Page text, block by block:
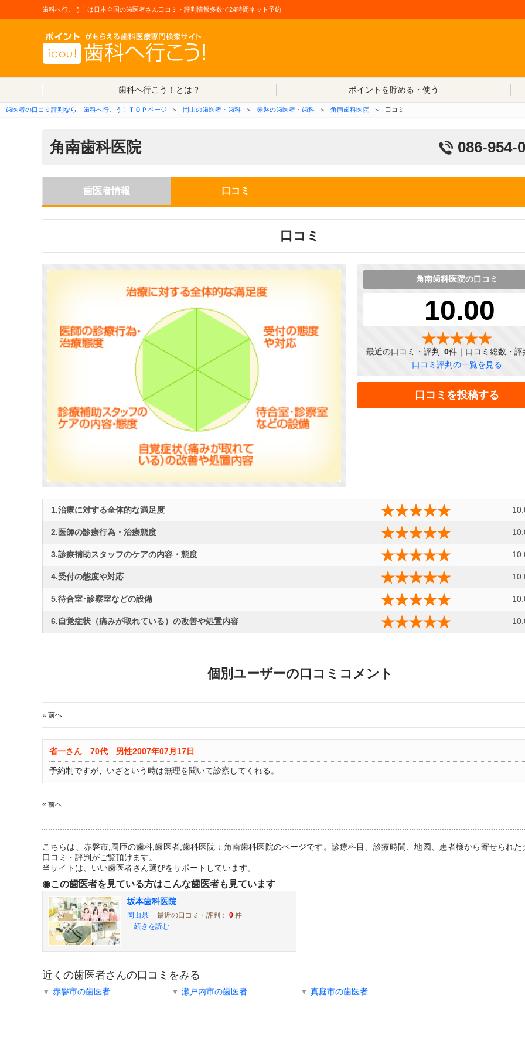
歯科へ行こう！は日本全国の歯医者さん口コミ・評判情報多数で24時間ネット予約
歯科へ行こう！とは？
ポイントを貯める・使う
歯医者の口コミ評判なら｜歯科へ行こう！ＴＯＰページ ＞ 岡山の歯医者・歯科 ＞ 赤磐の歯医者・歯科 ＞ 角南歯科医院 ＞ 口コミ
角南歯科医院 086-954-
歯医者情報 口コミ
口コミ
角南歯科医院の口コミ
10.00
最近の口コミ・評判 0件｜口コミ総数・評
口コミ評判の一覧を見る
口コミを投稿する
1.治療に対する全体的な満足度
2.医師の診療行為・治療態度
3.診療補助スタッフのケアの内容・態度
4.受付の態度や対応
5.待合室･診察室などの設備
6.自覚症状（痛みが取れている）の改善や処置内容
個別ユーザーの口コミコメント
« 前へ
省一さん 70代 男性2007年07月17日
予約制ですが、いざという時は無理を聞いて診察してくれる。
« 前へ
こちらは、赤磐市,周匝の歯科,歯医者,歯科医院：角南歯科医院のページです。診療科目、診療時間、地図、患者様から寄せられた
口コミ・評判がご覧頂けます。
当サイトは、いい歯医者さん選びをサポートしています。
◉この歯医者を見ている方はこんな歯医者も見ています
坂本歯科医院
岡山県 最近の口コミ・評判： 0件
続きを読む
近くの歯医者さんの口コミをみる
▼ 赤磐市の歯医者 ▼ 瀬戸内市の歯医者 ▼ 真庭市の歯医者